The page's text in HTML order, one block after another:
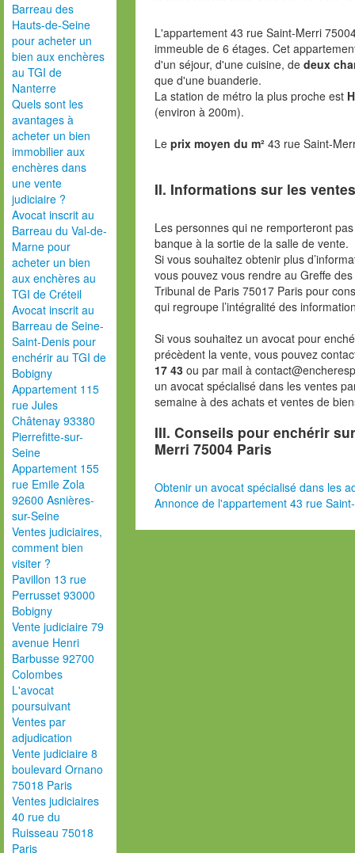
Barreau des
Hauts-de-Seine
pour acheter un
bien aux enchères
au TGI de
Nanterre
Quels sont les
avantages à
acheter un bien
immobilier aux
enchères dans
une vente
judiciaire ?
Avocat inscrit au
Barreau du Val-de-
Marne pour
acheter un bien
aux enchères au
TGI de Créteil
Avocat inscrit au
Barreau de Seine-
Saint-Denis pour
enchérir au TGI de
Bobigny
Appartement 115
rue Jules
Châtenay 93380
Pierrefitte-sur-
Seine
Appartement 155
rue Emile Zola
92600 Asnières-
sur-Seine
Ventes judiciaires,
comment bien
visiter ?
Pavillon 13 rue
Perrusset 93000
Bobigny
Vente judiciaire 79
avenue Henri
Barbusse 92700
Colombes
L'avocat
poursuivant
Ventes par
adjudication
Vente judiciaire 8
boulevard Ornano
75018 Paris
Ventes judiciaires
40 rue du
Ruisseau 75018
Paris
L'appartement 43 rue Saint-Merri
immeuble de 6 étages. Cet
d'un séjour, d'une cuisine, de deux
que d'une buanderie.
La station de métro la plus proche est
(environ à 200m).
Le prix moyen du m² 43 rue Saint-
II. Informations sur les
Les personnes qui ne remporteront
banque à la sortie de la salle de vente.
Si vous souhaitez obtenir plus
vous pouvez vous rendre au Greffe
Tribunal de Paris 75017 Paris pour
qui regroupe l’intégralité des
Si vous souhaitez un avocat pour
précèdent la vente, vous pouvez
17 43 ou par mail à
un avocat spécialisé dans les ventes
semaine à des achats et ventes de
III. Conseils pour enchérir
Merri 75004 Paris
Obtenir un avocat spécialisé dans les
Annonce de l'appartement 43 rue